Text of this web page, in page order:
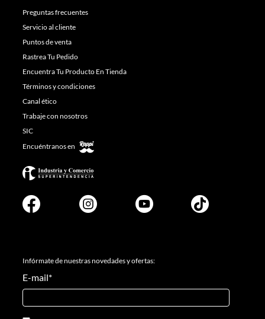
Preguntas frecuentes
Servicio al cliente
Puntos de venta
Rastrea Tu Pedido
Encuentra Tu Producto En Tienda
Términos y condiciones
Canal ético
Trabaje con nosotros
SIC
Encuéntranos en
Infórmate de nuestras novedades y ofertas:
E-mail*